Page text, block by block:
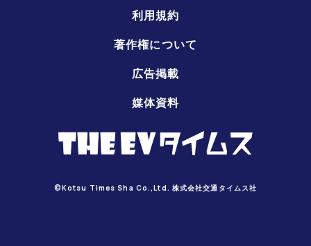
利用規約
著作権について
広告掲載
媒体資料
©Kotsu Times Sha Co.,Ltd. 株式会社交通タイムス社